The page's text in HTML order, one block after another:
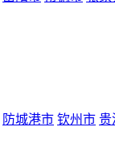
防城港市 钦州市 贵